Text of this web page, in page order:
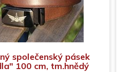
společenský pásek
100 cm, tm.hnědý